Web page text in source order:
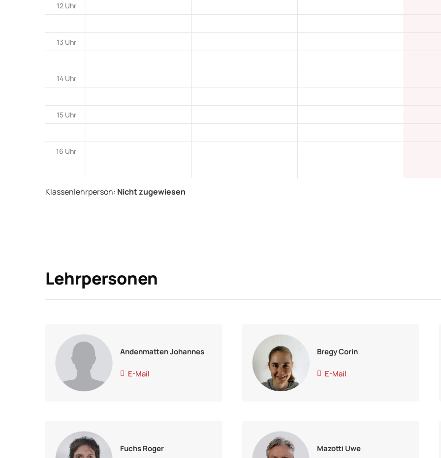
12 Uhr
13 Uhr
14 Uhr
15 Uhr
16 Uhr
Klassenlehrperson: Nicht zugewiesen
Lehrpersonen
Andenmatten Johannes
E-Mail
Bregy Corin
E-Mail
Fuchs Roger Mazotti Uwe